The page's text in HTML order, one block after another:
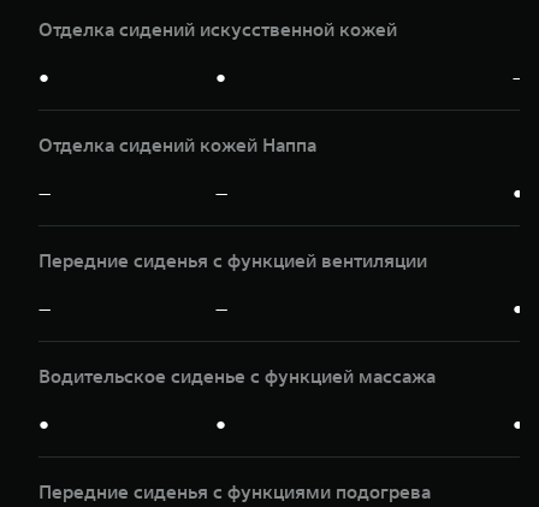
Отделка сидений искусственной кожей
● ● —
Отделка сидений кожей Наппа
— — ●
Передние сиденья с функцией вентиляции
— — ●
Водительское сиденье с функцией массажа
● ● ●
Передние сиденья с функциями подогрева